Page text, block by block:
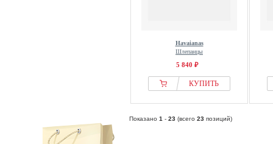
Havaianas
Шлепанцы
5 840 ₽
КУПИТЬ
Показано 1 - 23 (всего 23 позиций)